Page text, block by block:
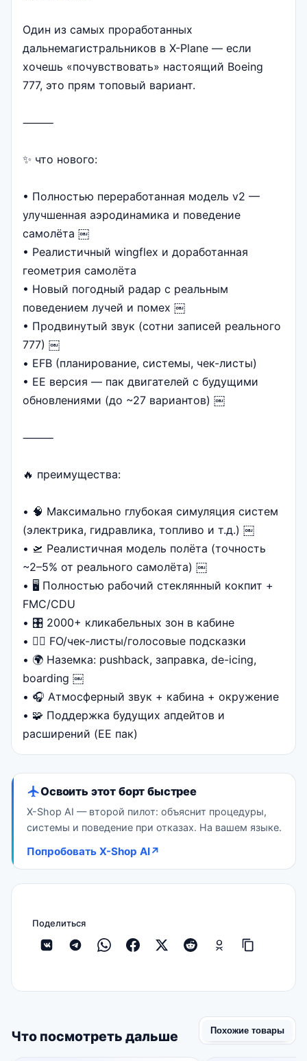
Один из самых проработанных
дальнемагистральников в X-Plane — если
хочешь «почувствовать» настоящий Boeing
777, это прям топовый вариант.
⸻
✨ что нового:
• Полностью переработанная модель v2 —
улучшенная аэродинамика и поведение
самолёта ￼
• Реалистичный wingflex и доработанная
геометрия самолёта
• Новый погодный радар с реальным
поведением лучей и помех ￼
• Продвинутый звук (сотни записей реального
777) ￼
• EFB (планирование, системы, чек-листы)
• EE версия — пак двигателей с будущими
обновлениями (до ~27 вариантов) ￼
⸻
🔥 преимущества:
• 🧠 Максимально глубокая симуляция систем
(электрика, гидравлика, топливо и т.д.) ￼
• 🛫 Реалистичная модель полёта (точность
~2–5% от реального самолёта) ￼
• 🖥️ Полностью рабочий стеклянный кокпит +
FMC/CDU
• 🎛️ 2000+ кликабельных зон в кабине
• 👨‍✈️ FO/чек-листы/голосовые подсказки
• 🌍 Наземка: pushback, заправка, de-icing,
boarding ￼
• 🎧 Атмосферный звук + кабина + окружение
• 🧩 Поддержка будущих апдейтов и
расширений (EE пак)
Освоить этот борт быстрее
X-Shop AI — второй пилот: объяснит процедуры,
системы и поведение при отказах. На вашем языке.
Попробовать X-Shop AI↗
Поделиться
Что посмотреть дальше Похожие товары